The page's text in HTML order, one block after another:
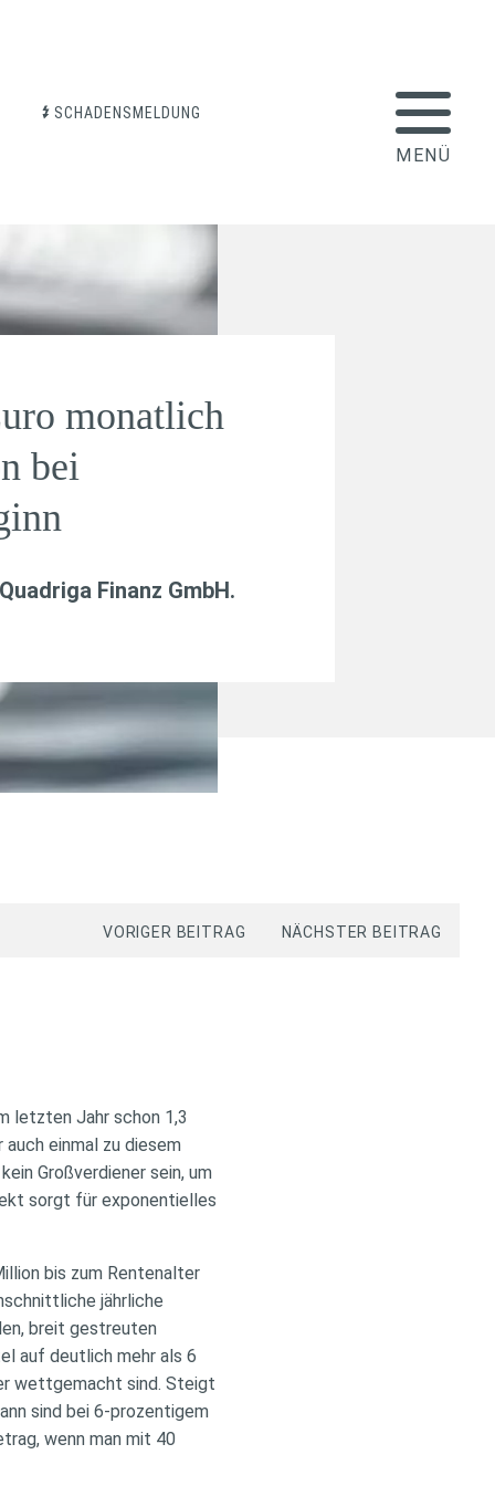
SCHADENSMELDUNG
monatlich
bei
Quadriga Finanz GmbH.
VORIGER BEITRAG NÄCHSTER BEITRAG
letzten Jahr schon 1,3
einmal zu diesem
Großverdiener sein, um
sorgt für exponentielles
bis zum Rentenalter
jährliche
breit gestreuten
auf deutlich mehr als 6
wettgemacht sind. Steigt
sind bei 6-prozentigem
wenn man mit 40